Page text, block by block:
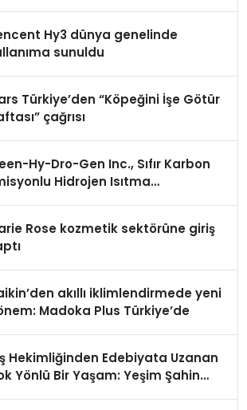
Hy3 dünya genelinde
sunuldu
Türkiye’den “Köpeğini İşe Götür
çağrısı
Hy-Dro-Gen Inc., Sıfır Karbon
Hidrojen Isıtma
Rose kozmetik sektörüne giriş
akıllı iklimlendirmede yeni
Madoka Plus Türkiye’de
Hekimliğinden Edebiyata Uzanan
Yönlü Bir Yaşam: Yeşim Şahin